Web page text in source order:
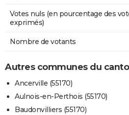
Votes nuls (en pourcentage des
exprimés)
Nombre de votants
Autres communes du
Ancerville (55170)
Aulnois-en-Perthois (55170)
Baudonvilliers (55170)